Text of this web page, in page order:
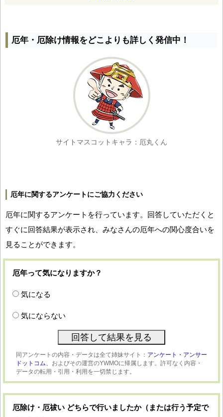
厄年・厄除け情報をどこよりも詳しく発信中！
サイトマスコットキャラ：厄丸くん
厄年に関するアンケートにご協力ください
厄年に関するアンケートを行っています。回答していただくと
すぐに回答結果が表示され、みなさんの厄年への関心度合いを
見ることができます。
厄年って気になりますか？
気になる
気にならない
同アンケートの内容・データは全て姉妹サイト： アンケート・アンサー
ドットコム、 およびその運営のYWMOに帰属します。許可なく内容・
データの転用・引用・利用を一切禁じます。
厄除け・厄祓い どちらで行いましたか（または行う予定で